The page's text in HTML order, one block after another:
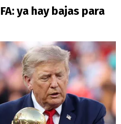
ya hay bajas para